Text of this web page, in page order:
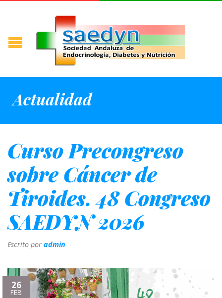
Actualidad
Curso Precongreso
sobre Cáncer de
Tiroides. 48 Congreso
SAEDYN 2026
Escrito por admin
26
FEB